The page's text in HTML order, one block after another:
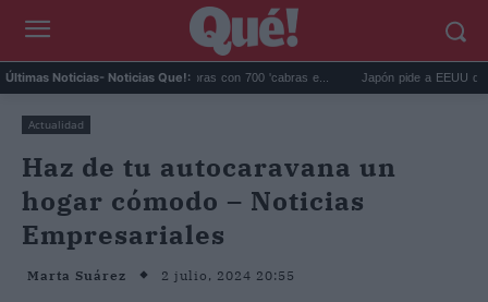
Últimas Noticias- Noticias Que!:
eliminó 140.000 cabras con 700 'cabras e... Japón pide a EEUU que deje
Actualidad
Haz de tu autocaravana un
hogar cómodo – Noticias
Empresariales
Marta Suárez 2 julio, 2024 20:55